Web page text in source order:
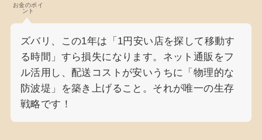
お金のポイ
ント
ズバリ、この1年は「1円安い店を探して移動す
る時間」すら損失になります。ネット通販をフ
ル活用し、配送コストが安いうちに「物理的な
防波堤」を築き上げること。それが唯一の生存
戦略です！